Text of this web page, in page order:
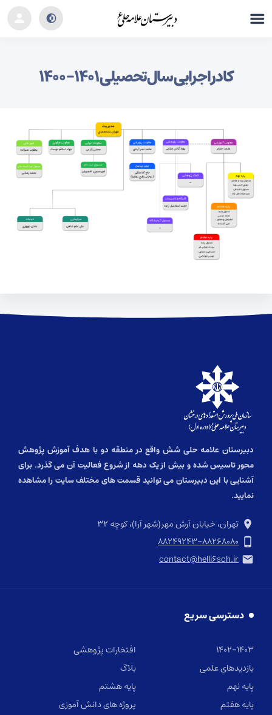
کادر اجرایی سال تحصیلی ۱۴۰۱ – ۱۴۰۰
دبیرستان علامه حلی شش واقع در منطقه دو با هدف آموزش پژوهش
محور تاسیس شده و بیش از یک دهه از شروع فعالیت آن می گذرد. برای
آشنایی با این دبیرستان می توانید قسمت های مختلف سایت را مشاهده
نمایید.
تهران، خیابان آرش مهر(شهر آرا)، کوچه ۳۲
۸۸۲۴۹۲۴۳-۸۸۲۶۸۰۸۰
contact@helli۶sch.ir
دسترسی سریع
۱۴۰۲-۱۴۰۳
افتخارات پژوهشی
بازدیدهای علمی
بلاگ
پایه نهم
پایه هشتم
پایه هفتم
پروژه های دانش آموزی